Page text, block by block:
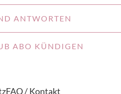
ANTWORTEN
ABO KÜNDIGEN
FAQ / Kontakt